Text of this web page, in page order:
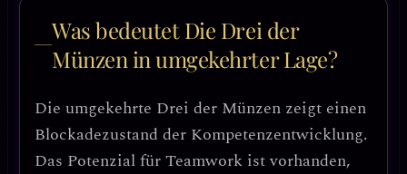
Was bedeutet Die Drei der
Münzen in umgekehrter Lage?
Die umgekehrte Drei der Münzen zeigt einen
Blockadezustand der Kompetenzentwicklung.
Das Potenzial für Teamwork ist vorhanden,